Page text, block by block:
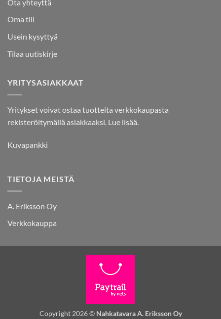
Ota yhteyttä
Oma tili
Usein kysyttyä
Tilaa uutiskirje
YRITYSASIAKKAAT
Yritykset voivat ostaa tuotteita verkkokaupasta
rekisteröitymällä asiakkaaksi. Lue lisää.
Kuvapankki
TIETOJA MEISTÄ
A. Eriksson Oy
Verkkokauppa
Copyright 2026 © Nahkatavara A. Eriksson Oy